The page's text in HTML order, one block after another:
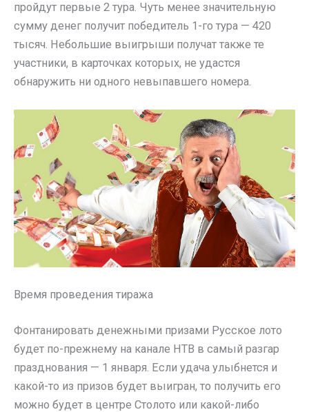
пройдут первые 2 тура. Чуть менее значительную
сумму денег получит победитель 1-го тура — 420
тысяч. Небольшие выигрыши получат также те
участники, в карточках которых, не удастся
обнаружить ни одного невыпавшего номера.
Время проведения тиража
Фонтанировать денежными призами Русское лото
будет по-прежнему на канале НТВ в самый разгар
празднования — 1 января. Если удача улыбнется и
какой-то из призов будет выигран, то получить его
можно будет в центре Столото или какой-либо